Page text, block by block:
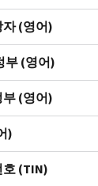
자 (영어)
부 (영어)
부 (영어)
)
호 (TIN)